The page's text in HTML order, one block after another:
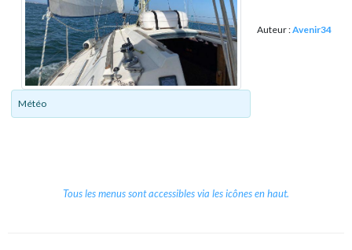
Météo
Auteur :Avenir34
Tous les menus sont accessibles via les icônes en haut.